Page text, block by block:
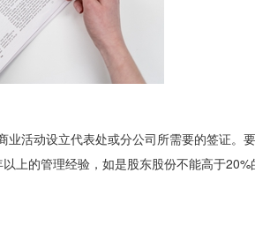
活动设立代表处或分公司所需要的签证。
上的管理经验，如是股东股份不能高于20%